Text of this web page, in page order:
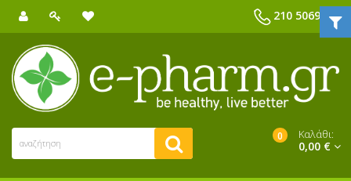
210 5069039
0 Καλάθι:
0,00 €